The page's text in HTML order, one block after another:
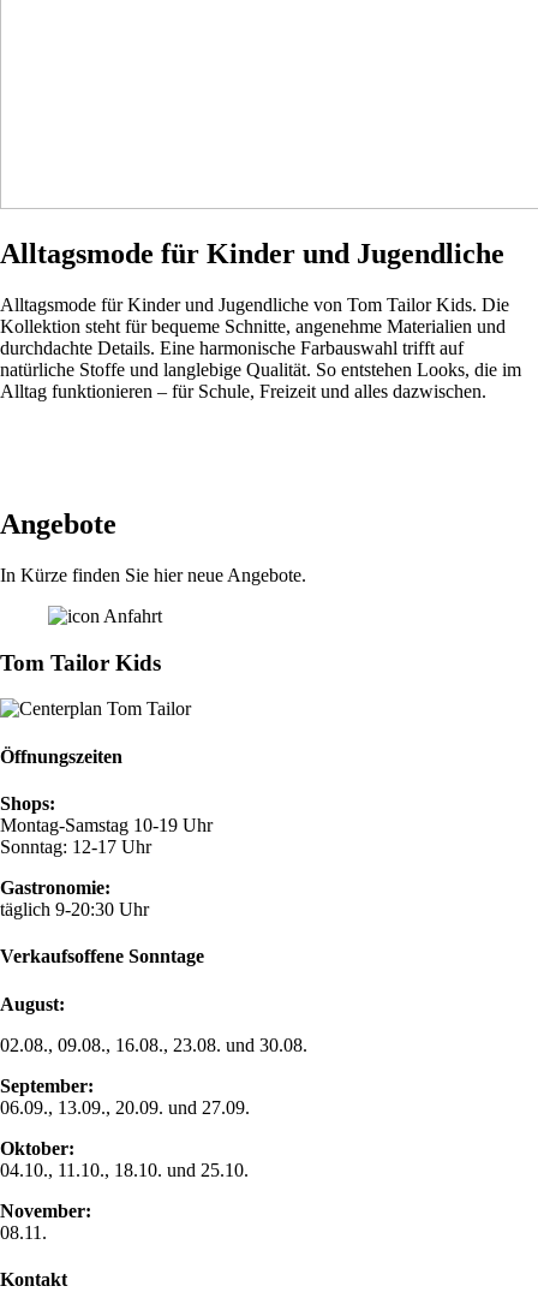
Alltagsmode für Kinder und Jugendliche
Alltagsmode für Kinder und Jugendliche von Tom Tailor Kids. Die
Kollektion steht für bequeme Schnitte, angenehme Materialien und
durchdachte Details. Eine harmonische Farbauswahl trifft auf
natürliche Stoffe und langlebige Qualität. So entstehen Looks, die im
Alltag funktionieren – für Schule, Freizeit und alles dazwischen.
Angebote
In Kürze finden Sie hier neue Angebote.
Tom Tailor Kids
Öffnungszeiten
Shops:
Montag-Samstag 10-19 Uhr
Sonntag: 12-17 Uhr
Gastronomie:
täglich 9-20:30 Uhr
Verkaufsoffene Sonntage
August:
02.08., 09.08., 16.08., 23.08. und 30.08.
September:
06.09., 13.09., 20.09. und 27.09.
Oktober:
04.10., 11.10., 18.10. und 25.10.
November:
08.11.
Kontakt